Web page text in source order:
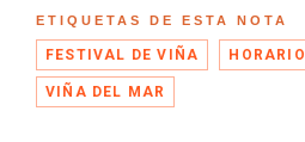
ETIQUETAS DE ESTA NOTA
FESTIVAL DE VIÑA HORARIO
VIÑA DEL MAR